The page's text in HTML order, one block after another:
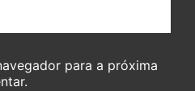
para a próxima